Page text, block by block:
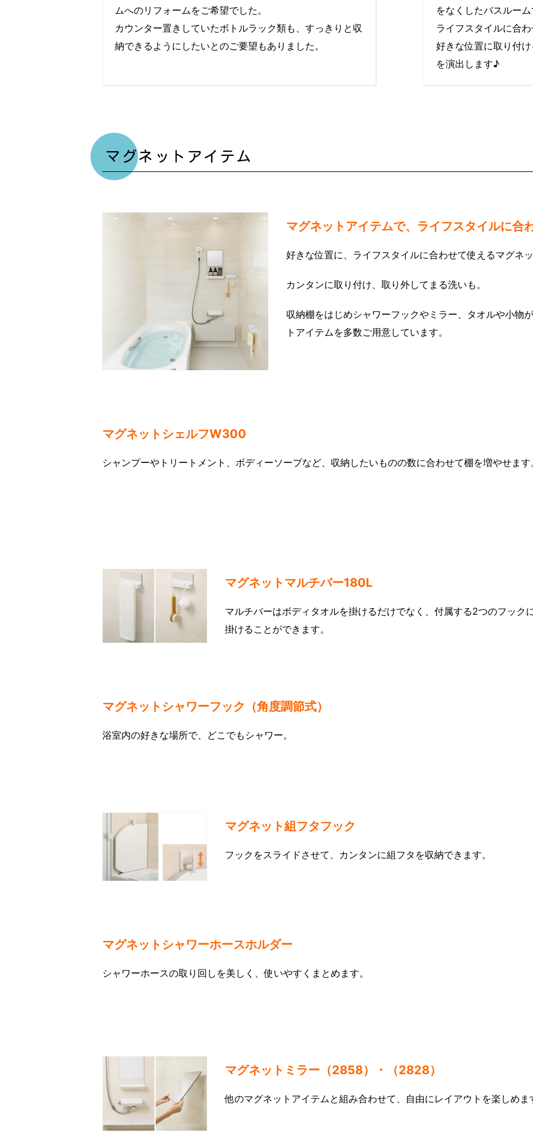
ムへのリフォームをご希望でした。
カウンター置きしていたボトルラック類も、すっきりと収
納できるようにしたいとのご要望もありました。
をなくしたバスルー
ライフスタイルに合
好きな位置に取り付
を演出します♪
マグネットアイテム
マグネットアイテムで、ライフスタイルに合
好きな位置に、ライフスタイルに合わせて使えるマグネ
カンタンに取り付け、取り外してまる洗いも。
収納棚をはじめシャワーフックやミラー、タオルや小物
トアイテムを多数ご用意しています。
マグネットシェルフW300
シャンプーやトリートメント、ボディーソープなど、収納したいものの数に合わせて棚を増やせます
マグネットマルチバー180L
マルチバーはボディタオルを掛けるだけでなく、付属する2つのフック
掛けることができます。
マグネットシャワーフック（角度調節式）
浴室内の好きな場所で、どこでもシャワー。
マグネット組フタフック
フックをスライドさせて、カンタンに組フタを収納できます。
マグネットシャワーホースホルダー
シャワーホースの取り回しを美しく、使いやすくまとめます。
マグネットミラー（2858）・（2828）
他のマグネットアイテムと組み合わせて、自由にレイアウトを楽しめま